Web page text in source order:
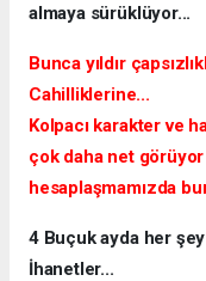
almaya sürüklüyor...
Bunca yıldır
Cahilliklerine...
Kolpacı karakter ve
çok daha net
hesaplaşmamızda
4 Buçuk ayda her
İhanetler...